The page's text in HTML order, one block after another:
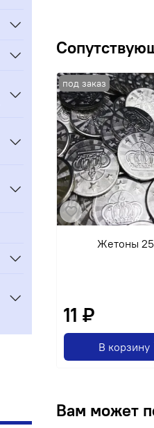
Жетоны
11 ₽
В корзину
Вам может